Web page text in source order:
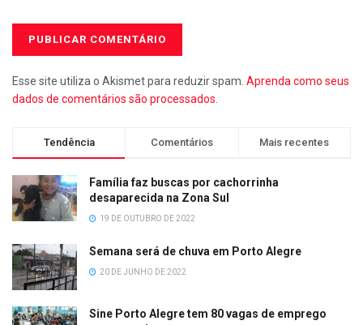
Esse site utiliza o Akismet para reduzir spam. Aprenda como seus
dados de comentários são processados
Tendência Comentários Mais recentes
Família faz buscas por cachorrinha
desaparecida na Zona Sul
19 DE OUTUBRO DE 2022
Semana será de chuva em Porto Alegre
20 DE JUNHO DE 2022
Sine Porto Alegre tem 80 vagas de emprego